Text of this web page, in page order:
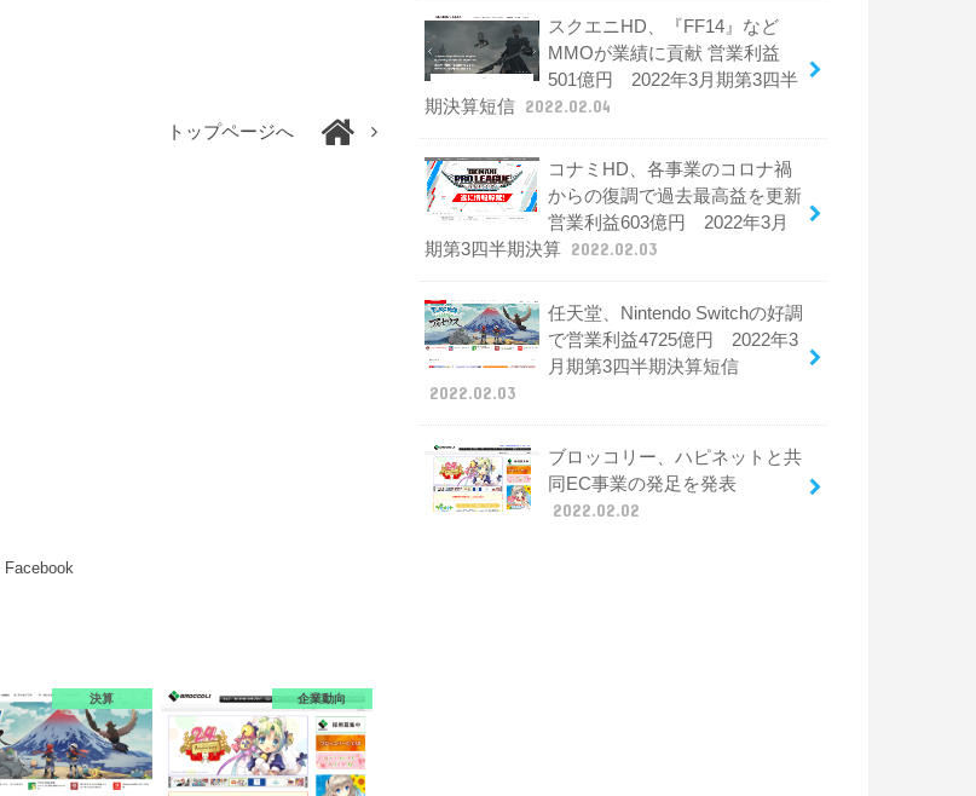
トップページへ
Facebook
決算 企業動向
スクエニHD、『FF14』など
MMOが業績に貢献 営業利益
501億円 2022年3月期第3四半
期決算短信 2022.02.04
コナミHD、各事業のコロナ禍
からの復調で過去最高益を更新
営業利益603億円 2022年3月
期第3四半期決算 2022.02.03
任天堂、Nintendo Switchの好調
で営業利益4725億円 2022年3
月期第3四半期決算短信
2022.02.03
ブロッコリー、ハピネットと共
同EC事業の発足を発表
2022.02.02